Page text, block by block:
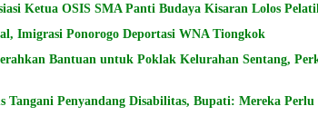
Ketua OSIS SMA Panti Budaya Kisaran Lolos
Imigrasi Ponorogo Deportasi WNA Tiongkok
Bantuan untuk Poklak Kelurahan Sentang,
Tangani Penyandang Disabilitas, Bupati: Mereka Perlu